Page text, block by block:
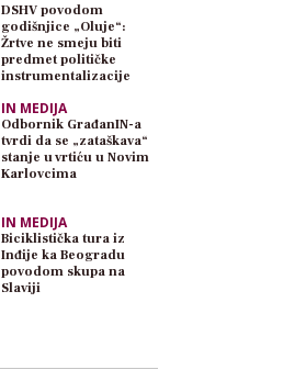
DSHV povodom
godišnjice „Oluje“:
Žrtve ne smeju biti
predmet političke
instrumentalizacije
IN MEDIJA
Odbornik GrađanIN-a
tvrdi da se „zataškava“
stanje u vrtiću u Novim
Karlovcima
IN MEDIJA
Biciklistička tura iz
Inđije ka Beogradu
povodom skupa na
Slaviji